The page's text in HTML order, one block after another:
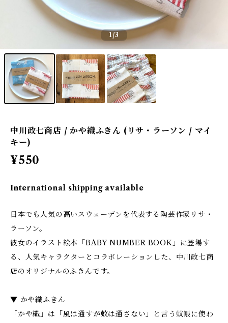
1/3
中川政七商店 / かや織ふきん (リサ・ラーソン / マイ
キー)
¥550
International shipping available
日本でも人気の高いスウェーデンを代表する陶芸作家リサ・
ラーソン。
彼女のイラスト絵本「BABY NUMBER BOOK」に登場す
る、人気キャラクターとコラボレーションした、中川政七商
店のオリジナルのふきんです。
▼ かや織ふきん
「かや織」は「風は通すが蚊は通さない」と言う蚊帳に使わ